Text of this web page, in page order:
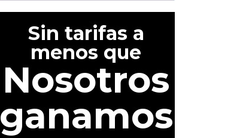
Sin tarifas a
menos que
Nosotros
ganamos